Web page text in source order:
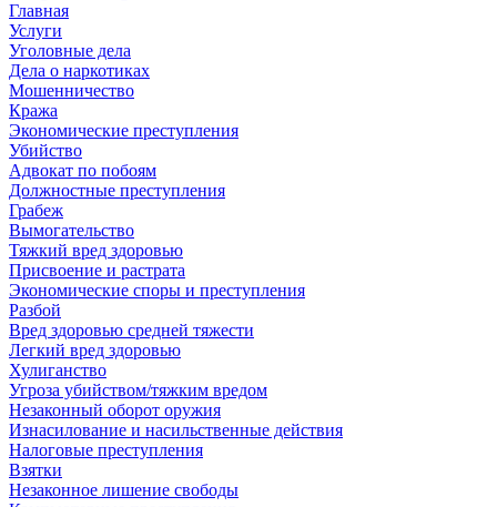
Главная
Услуги
Уголовные дела
Дела о наркотиках
Мошенничество
Кража
Экономические преступления
Убийство
Адвокат по побоям
Должностные преступления
Грабеж
Вымогательство
Тяжкий вред здоровью
Присвоение и растрата
Экономические споры и преступления
Разбой
Вред здоровью средней тяжести
Легкий вред здоровью
Хулиганство
Угроза убийством/тяжким вредом
Незаконный оборот оружия
Изнасилование и насильственные действия
Налоговые преступления
Взятки
Незаконное лишение свободы